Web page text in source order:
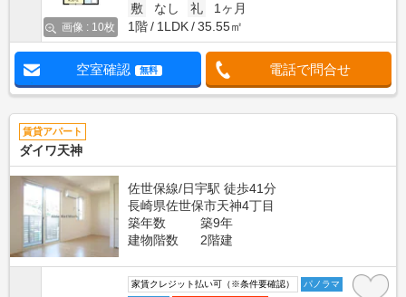
画像 : 10枚
敷
なし 礼
1ヶ月
1階
1LDK 35.55㎡
空室確認 無料 電話で問合せ
賃貸アパート
ダイワ天神
佐世保線/日宇駅 徒歩41分
長崎県佐世保市天神4丁目
築年数
築9年
建物階数
2階建
家賃クレジット払い可（※条件要確認）
パノラマ